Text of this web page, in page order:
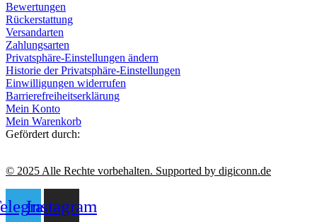
Bewertungen
Rückerstattung
Versandarten
Zahlungsarten
Privatsphäre-Einstellungen ändern
Historie der Privatsphäre-Einstellungen
Einwilligungen widerrufen
Barrierefreiheitserklärung
Mein Konto
Mein Warenkorb
Gefördert durch:
© 2025 Alle Rechte vorbehalten. Supported by digiconn.de
Instagram